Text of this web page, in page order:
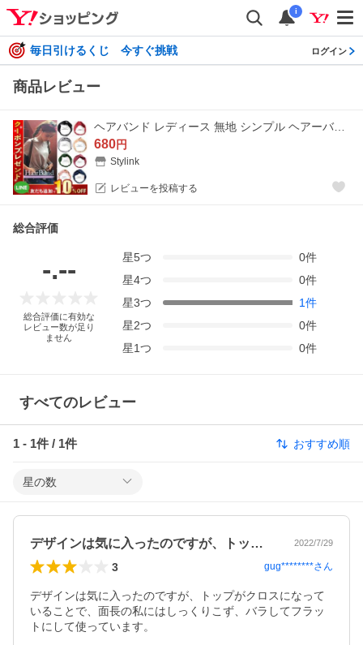
i
毎日引けるくじ 今すぐ挑戦 ログイン
商品レビュー
ヘアバンド レディース 無地 シンプル ヘアーバンド ターバン ヘアターバン ヘアーターバン ヘアアクセサリー ヘアアレンジ ワインレッド ネイビー
680円
Stylink
レビューを投稿する
総合評価
-.--
総合評価に有効な
レビュー数が足り
ません
星5つ 0件
星4つ 0件
星3つ 1件
星2つ 0件
星1つ 0件
すべてのレビュー
1 - 1件 / 1件 おすすめ順
星の数
デザインは気に入ったのですが、トップが… 2022/7/29
3 gug********さん
デザインは気に入ったのですが、トップがクロスになって
いることで、面長の私にはしっくりこず、バラしてフラッ
トにして使っています。